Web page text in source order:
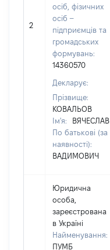
2
осіб, фізичних
осіб –
підприємців та
громадських
формувань:
14360570
Декларує:
Прізвище:
КОВАЛЬОВ
Ім'я:
ВЯЧЕСЛАВ
По батькові (за
наявності):
ВАДИМОВИЧ
Юридична
особа,
зареєстрована
в Україні
Найменування:
ПУМБ